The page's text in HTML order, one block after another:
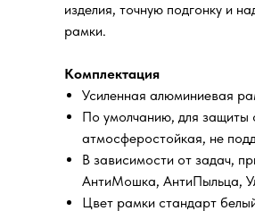
изделия, точную подгонку и
рамки.
Комплектация
Усиленная алюминиевая
По умолчанию, для защиты
атмосферостойкая, не
В зависимости от задач,
АнтиМошка, АнтиПыльца,
Цвет рамки стандарт